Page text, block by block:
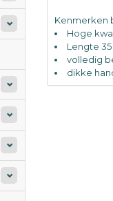
Kenmerken
Hoge
Lengte
volledig
dikke